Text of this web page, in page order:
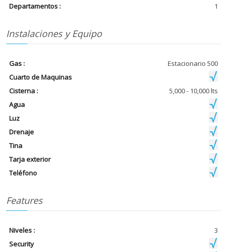
Departamentos :
1
Instalaciones y Equipo
Gas :
Estacionario 500
Cuarto de Maquinas
Cisterna :
5,000 - 10,000 lts
Agua
Luz
Drenaje
Tina
Tarja exterior
Teléfono
Features
Niveles :
3
Security